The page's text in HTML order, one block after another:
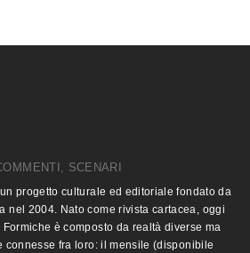
SCENARI
progetto culturale ed editoriale fondato da
nel 2004. Nato come rivista cartacea, oggi
Formiche è composto da realtà diverse ma
connesse fra loro: il mensile (disponibile